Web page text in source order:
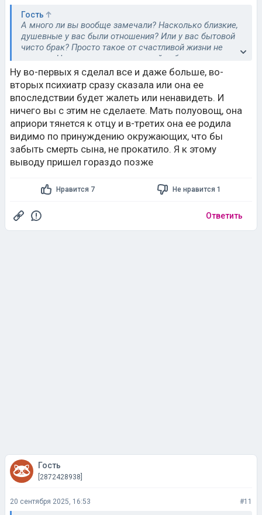
Гость
А много ли вы вообще замечали? Насколько близкие,
душевные у вас были отношения? Или у вас бытовой
чисто брак? Просто такое от счастливой жизни не
делают. Наверное, очень одинокой себя чувствовала и
в критический момент слабости на нее накатило. Так
бывает и с вполне здоровыми людьми. Что-то вы не
договариваете. Мужчины не особенно чуткий народ.
Для, вас же женские эмоции, состояния-пустой звук,
перебесится. Надеюсь, что у вас это не так. А то, что
дочь ее не воспринимает... Так ведь вы тоже
родитель, что вы сделали, чтобы помочь им наладить
контакт?
Ну во-первых я сделал все и даже больше, во-
вторых психиатр сразу сказала или она ее
впоследствии будет жалеть или ненавидеть. И
ничего вы с этим не сделаете. Мать полуовощ, она
априори тянется к отцу и в-третих она ее родила
видимо по принуждению окружающих, что бы
забыть смерть сына, не прокатило. Я к этому
выводу пришел гораздо позже
Нравится 7 Не нравится 1
Ответить
Гость
[2872428938]
20 сентября 2025, 16:53 #11